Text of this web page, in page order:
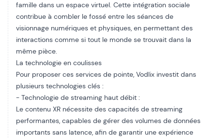
famille dans un espace virtuel. Cette intégration sociale
contribue à combler le fossé entre les séances de
visionnage numériques et physiques, en permettant des
interactions comme si tout le monde se trouvait dans la
même pièce.
La technologie en coulisses
Pour proposer ces services de pointe, Vodlix investit dans
plusieurs technologies clés :
- Technologie de streaming haut débit :
Le contenu XR nécessite des capacités de streaming
performantes, capables de gérer des volumes de données
importants sans latence, afin de garantir une expérience